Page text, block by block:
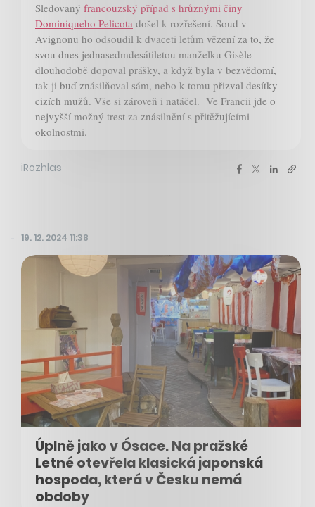
Sledovaný francouzský případ s hrůznými činy
Dominiqueho Pelicota došel k rozřešení. Soud v
Avignonu ho odsoudil k dvaceti letům vězení za to, že
svou dnes jednasedmdesátiletou manželku Gisèle
dlouhodobě dopoval prášky, a když byla v bezvědomí,
tak ji buď znásilňoval sám, nebo k tomu přizval desítky
cizích mužů. Vše si zároveň i natáčel. Ve Francii jde o
nejvyšší možný trest za znásilnění s přitěžujícími
okolnostmi.
iRozhlas
19. 12. 2024 11:38
Úplně jako v Ósace. Na pražské
Letné otevřela klasická japonská
hospoda, která v Česku nemá
obdoby